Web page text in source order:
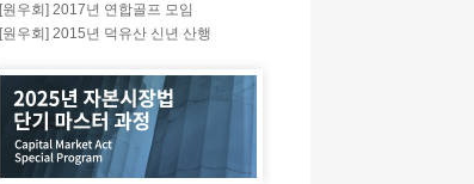
[원우회] 2017년 연합골프 모임
[원우회] 2015년 덕유산 신년 산행